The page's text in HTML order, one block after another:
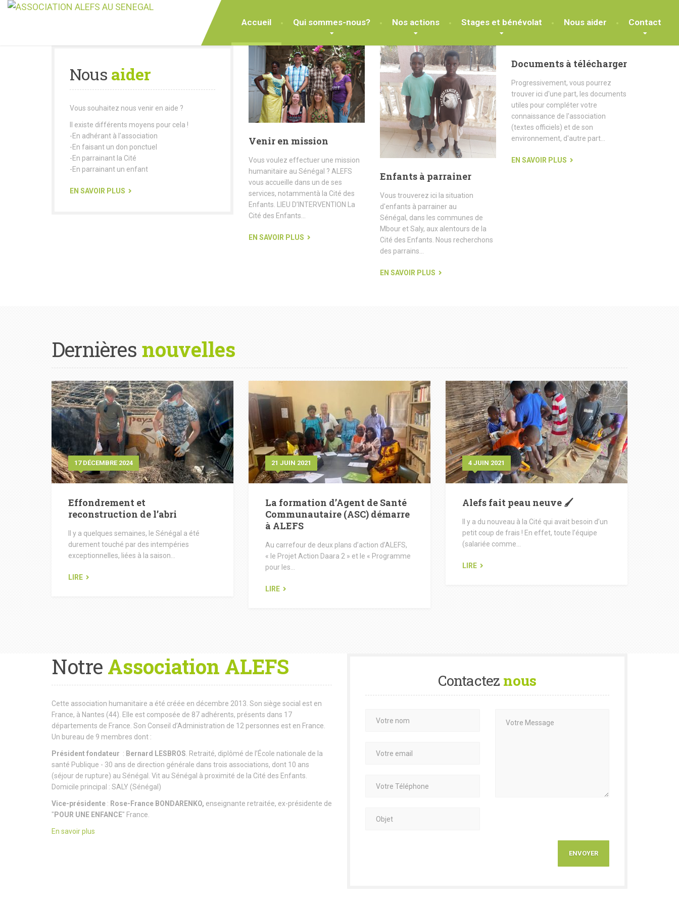
Accueil Qui sommes-nous? Nos actions Stages et bénévolat Nous aider Contact
Nousaider
Vous souhaitez nous venir en aide ?
Il existe différents moyens pour cela !
-En adhérant à l'association
-En faisant un don ponctuel
-En parrainant la Cité
-En parrainant un enfant
EN SAVOIR PLUS
Venir en mission
Vous voulez effectuer une mission
humanitaire au Sénégal ? ALEFS
vous accueille dans un de ses
services, notammentà la Cité des
Enfants. LIEU D’INTERVENTION La
Cité des Enfants...
EN SAVOIR PLUS
Enfants à parrainer
Vous trouverez ici la situation
d'enfants à parrainer au
Sénégal, dans les communes de
Mbour et Saly, aux alentours de la
Cité des Enfants. Nous recherchons
des parrains...
EN SAVOIR PLUS
Documents à télécharger
Progressivement, vous pourrez
trouver ici d'une part, les documents
utiles pour compléter votre
connaissance de l'association
(textes officiels) et de son
environnement, d'autre part...
EN SAVOIR PLUS
Dernières nouvelles
17 DÉCEMBRE 2024
Effondrement et
reconstruction de l’abri
Il y a quelques semaines, le Sénégal a été
durement touché par des intempéries
exceptionnelles, liées à la saison...
LIRE
21 JUIN 2021
La formation d’Agent de Santé
Communautaire (ASC) démarre
à ALEFS
Au carrefour de deux plans d’action d’ALEFS,
« le Projet Action Daara 2 » et le « Programme
pour les...
LIRE
4 JUIN 2021
Alefs fait peau neuve 🖌
Il y a du nouveau à la Cité qui avait besoin d’un
petit coup de frais ! En effet, toute l’équipe
(salariée comme...
LIRE
Notre Association ALEFS
Cette association humanitaire a été créée en décembre 2013. Son siège social est en
France, à Nantes (44). Elle est composée de 87 adhérents, présents dans 17
départements de France. Son Conseil d’Administration de 12 personnes est en France.
Un bureau de 9 membres dont :
Président fondateur : Bernard LESBROS. Retraité, diplômé de l’École nationale de la
santé Publique - 30 ans de direction générale dans trois associations, dont 10 ans
(séjour de rupture) au Sénégal. Vit au Sénégal à proximité de la Cité des Enfants.
Domicile principal : SALY (Sénégal)
Vice-présidente : Rose-France BONDARENKO, enseignante retraitée, ex-présidente de
" POUR UNE ENFANCE" France.
En savoir plus
Contactez nous